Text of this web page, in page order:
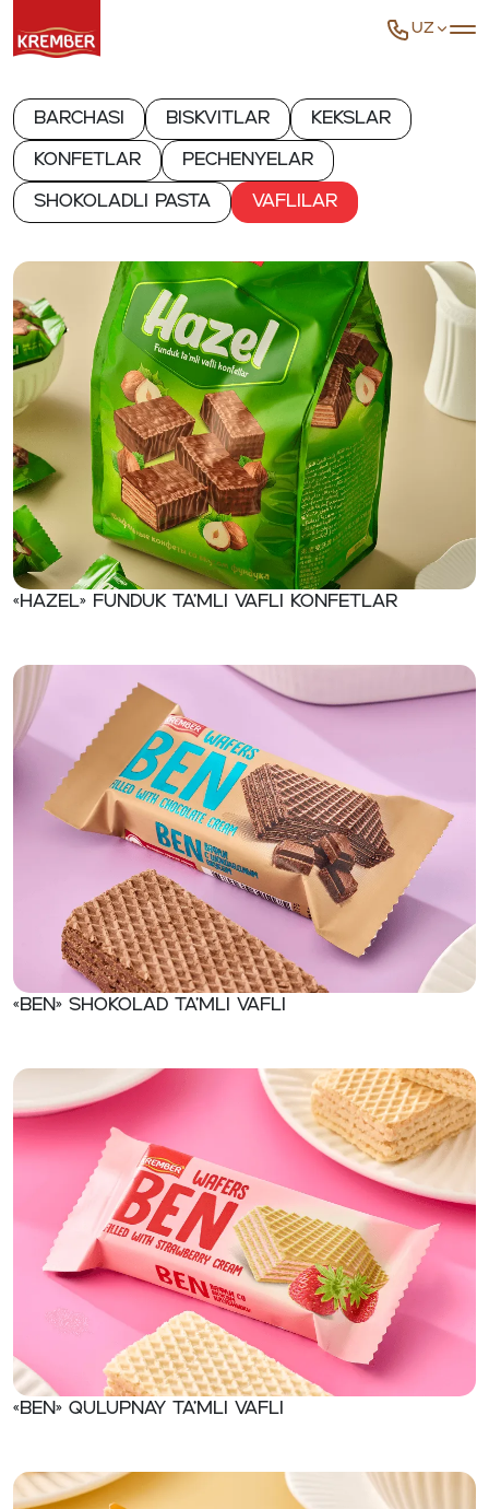
UZ
Barchasi Biskvitlar Kekslar
Konfetlar Pechenyelar
Shokoladli pasta Vaflilar
«Hazel» Funduk ta’mli vafli konfetlar
«Ben» Shokolad ta’mli vafli
«Ben» Qulupnay ta’mli vafli